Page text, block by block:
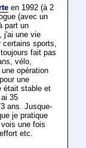
en 1992 (à 2
(avec un
part un
j'ai une vie
certains sports,
fait pas
vélo,
opération
une
était stable et
35
ans. Jusque-
je pratique
une fois
etc.